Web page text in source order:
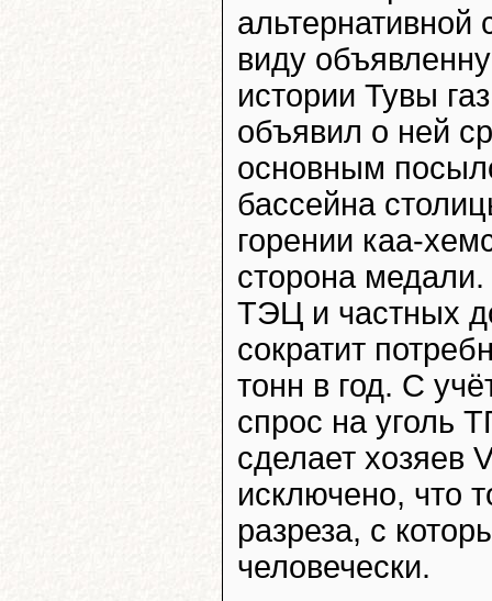
виду
истории Тувы
объявил о ней
основным
бассейна
горении каа-
сторона
ТЭЦ и частных
сократит
тонн в год. С
спрос на уголь
сделает хозяев
исключено, что
разреза, с
человечески.